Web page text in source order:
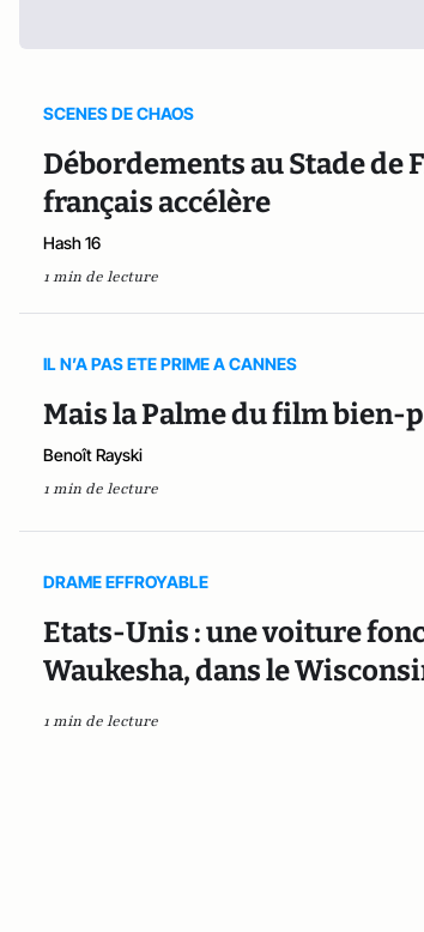
SCENES DE CHAOS
Débordements au Stade de
français accélère
Hash 16
1 min de lecture
IL N’A PAS ETE PRIME A CANNES
Mais la Palme du film bien-
Benoît Rayski
1 min de lecture
DRAME EFFROYABLE
Etats-Unis : une voiture
Waukesha, dans le
1 min de lecture